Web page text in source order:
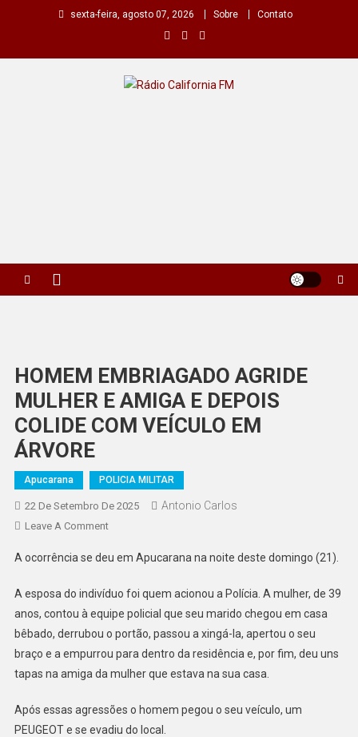
sexta-feira, agosto 07, 2026 Sobre Contato
HOMEM EMBRIAGADO AGRIDE
MULHER E AMIGA E DEPOIS
COLIDE COM VEÍCULO EM
ÁRVORE
Apucarana POLICIA MILITAR
22 De Setembro De 2025 Antonio Carlos
Leave A CommentOn
EMBRIAGADO
MULHER
E
AMIGA
E
DEPOIS
COM
VEÍCULO
A ocorrência se deu em Apucarana na noite deste domingo (21).
A esposa do indivíduo foi quem acionou a Polícia. A mulher, de 39
anos, contou à equipe policial que seu marido chegou em casa
bêbado, derrubou o portão, passou a xingá-la, apertou o seu
braço e a empurrou para dentro da residência e, por fim, deu uns
tapas na amiga da mulher que estava na sua casa.
Após essas agressões o homem pegou o seu veículo, um
PEUGEOT e se evadiu do local.